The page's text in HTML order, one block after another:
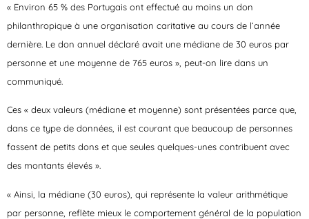
« Environ 65 % des Portugais ont effectué au moins un don
philanthropique à une organisation caritative au cours de l’année
dernière. Le don annuel déclaré avait une médiane de 30 euros par
personne et une moyenne de 765 euros », peut-on lire dans un
communiqué.
Ces « deux valeurs (médiane et moyenne) sont présentées parce que,
dans ce type de données, il est courant que beaucoup de personnes
fassent de petits dons et que seules quelques-unes contribuent avec
des montants élevés ».
« Ainsi, la médiane (30 euros), qui représente la valeur arithmétique
par personne, reflète mieux le comportement général de la population